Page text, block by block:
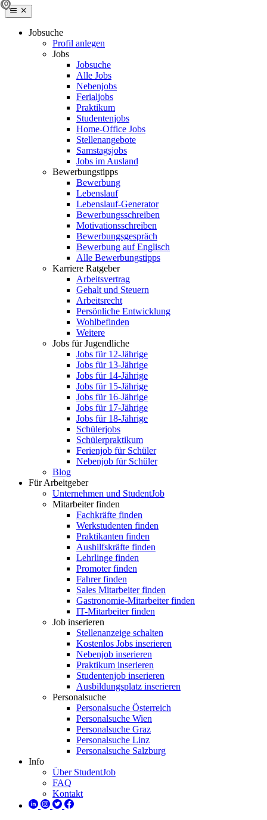
Jobsuche
Profil anlegen
Jobs
Jobsuche
Alle Jobs
Nebenjobs
Ferialjobs
Praktikum
Studentenjobs
Home-Office Jobs
Stellenangebote
Samstagsjobs
Jobs im Ausland
Bewerbungstipps
Bewerbung
Lebenslauf
Lebenslauf-Generator
Bewerbungsschreiben
Motivationsschreiben
Bewerbungsgespräch
Bewerbung auf Englisch
Alle Bewerbungstipps
Karriere Ratgeber
Arbeitsvertrag
Gehalt und Steuern
Arbeitsrecht
Persönliche Entwicklung
Wohlbefinden
Weitere
Jobs für Jugendliche
Jobs für 12-Jährige
Jobs für 13-Jährige
Jobs für 14-Jährige
Jobs für 15-Jährige
Jobs für 16-Jährige
Jobs für 17-Jährige
Jobs für 18-Jährige
Schülerjobs
Schülerpraktikum
Ferienjob für Schüler
Nebenjob für Schüler
Blog
Für Arbeitgeber
Unternehmen und StudentJob
Mitarbeiter finden
Fachkräfte finden
Werkstudenten finden
Praktikanten finden
Aushilfskräfte finden
Lehrlinge finden
Promoter finden
Fahrer finden
Sales Mitarbeiter finden
Gastronomie-Mitarbeiter finden
IT-Mitarbeiter finden
Job inserieren
Stellenanzeige schalten
Kostenlos Jobs inserieren
Nebenjob inserieren
Praktikum inserieren
Studentenjob inserieren
Ausbildungsplatz inserieren
Personalsuche
Personalsuche Österreich
Personalsuche Wien
Personalsuche Graz
Personalsuche Linz
Personalsuche Salzburg
Info
Über StudentJob
FAQ
Kontakt